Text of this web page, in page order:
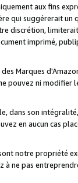
aux fins
qui suggérerait
discrétion,
imprimé,
Marques
pouvez ni
dans son
en aucun cas
notre propriété
à ne pas